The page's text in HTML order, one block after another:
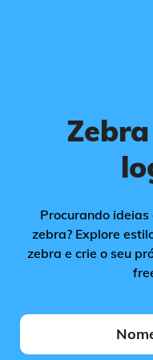
Procurando
zebra? Explore
zebra e crie o seu